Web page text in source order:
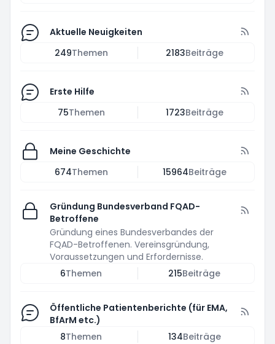
Aktuelle Neuigkeiten
249Themen 2183Beiträge
Erste Hilfe
75Themen 1723Beiträge
Meine Geschichte
674Themen 15964Beiträge
Gründung Bundesverband FQAD-
Betroffene
Gründung eines Bundesverbandes der
FQAD-Betroffenen. Vereinsgründung,
Voraussetzungen und Erfordernisse.
6Themen 215Beiträge
Öffentliche Patientenberichte (für EMA,
BfArM etc.)
8Themen 134Beiträge